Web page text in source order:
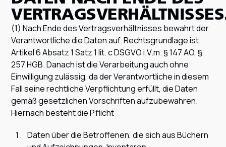
(1) Nach Ende des Vertragsverhältnisses bewahrt der
Verantwortliche die Daten auf. Rechtsgrundlage ist
Artikel 6 Absatz 1 Satz 1 lit. c DSGVO i.V.m. § 147 AO, §
257 HGB. Danach ist die Verarbeitung auch ohne
Einwilligung zulässig, da der Verantwortliche in diesem
Fall seine rechtliche Verpflichtung erfüllt, die Daten
gemäß gesetzlichen Vorschriften aufzubewahren.
Hiernach besteht die Pflicht
Daten über die Betroffenen, die sich aus Büchern